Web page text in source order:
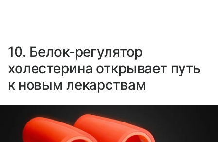
10. Белок‑регулятор
холестерина открывает путь
к новым лекарствам